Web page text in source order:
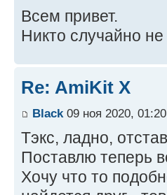
Всем привет.
Никто случайно
Re: AmiKit X
Black09 ноя 2020, 01:20
Тэкс, ладно,
Поставлю теперь
Хочу что то